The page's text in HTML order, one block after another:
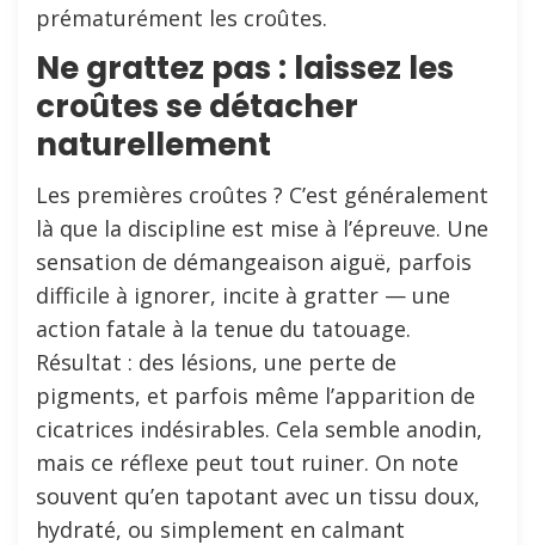
prématurément les croûtes.
Ne grattez pas : laissez les
croûtes se détacher
naturellement
Les premières croûtes ? C’est généralement
là que la discipline est mise à l’épreuve. Une
sensation de démangeaison aiguë, parfois
difficile à ignorer, incite à gratter — une
action fatale à la tenue du tatouage.
Résultat : des lésions, une perte de
pigments, et parfois même l’apparition de
cicatrices indésirables. Cela semble anodin,
mais ce réflexe peut tout ruiner. On note
souvent qu’en tapotant avec un tissu doux,
hydraté, ou simplement en calmant